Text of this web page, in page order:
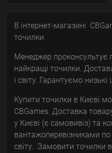
В інтернет-магазині
точилки.
Менеджер проконсультує
найкращі точилки.
і світу. Гарантуємо низькі
Купити точилки в Києві
CBGames. Доставка
у Києві (є самовивіз) та
вантажоперевізниками по
світу. Замовити точилки